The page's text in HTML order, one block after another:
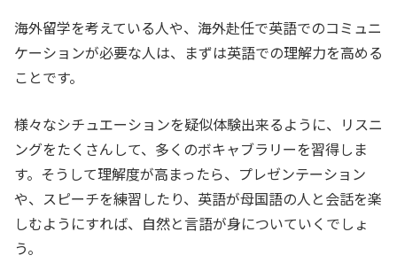
海外留学を考えている人や、海外赴任で英語でのコミュニ
ケーションが必要な人は、まずは英語での理解力を高める
ことです。
様々なシチュエーションを疑似体験出来るように、リスニ
ングをたくさんして、多くのボキャブラリーを習得しま
す。そうして理解度が高まったら、プレゼンテーション
や、スピーチを練習したり、英語が母国語の人と会話を楽
しむようにすれば、自然と言語が身についていくでしょ
う。